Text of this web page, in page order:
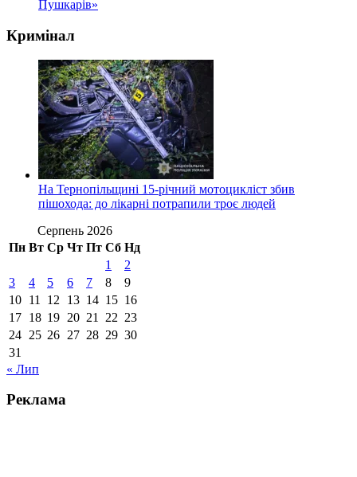
Пушкарів»
Кримінал
На Тернопільщині 15-річний мотоцикліст збив
пішохода: до лікарні потрапили троє людей
Серпень 2026
Пн Вт Ср Чт Пт Сб Нд
1
2
3
4 5 6 7 8
9
10 11 12 13 14 15 16
17 18 19 20 21 22 23
24 25 26 27 28 29 30
31
« Лип
Реклама